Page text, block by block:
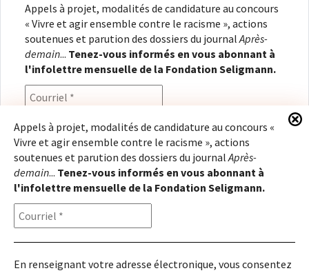
Appels à projet, modalités de candidature au concours
« Vivre et agir ensemble contre le racisme », actions
soutenues et parution des dossiers du journal Après-
demain... Tenez-vous informés en vous abonnant à
l'infolettre mensuelle de la Fondation Seligmann.
En renseignant votre adresse électronique, vous
consentez à recevoir l'infolettre de la Fondation
Seligmann, conformément à notrepolitique de
confidentialité. Il vous sera possible de vous
désabonner à tout moment.
Appels à projet, modalités de candidature au concours «
Vivre et agir ensemble contre le racisme », actions
soutenues et parution des dossiers du journalAprès-
demain... Tenez-vous informés en vous abonnant à
l'infolettre mensuelle de la Fondation Seligmann.
En renseignant votre adresse électronique, vous consentez